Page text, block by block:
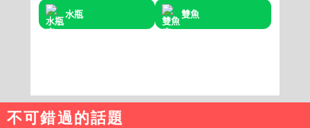
不可錯過的話題